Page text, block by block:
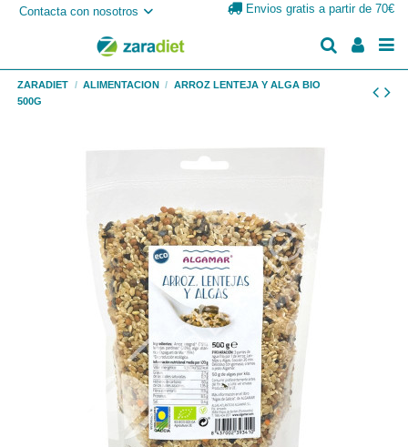
Contacta con nosotros Envios gratis a partir de 70€
ZARADIET ALIMENTACION
ARROZ LENTEJA Y ALGA BIO
500G